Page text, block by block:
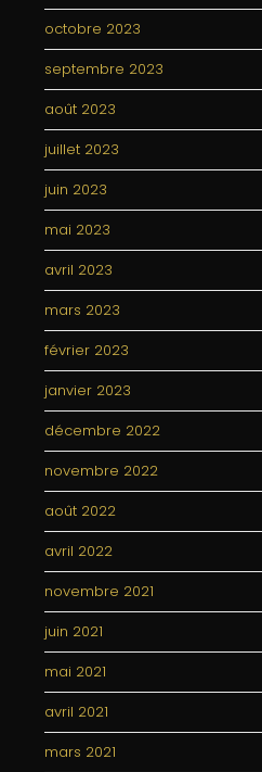
octobre 2023
septembre 2023
août 2023
juillet 2023
juin 2023
mai 2023
avril 2023
mars 2023
février 2023
janvier 2023
décembre 2022
novembre 2022
août 2022
avril 2022
novembre 2021
juin 2021
mai 2021
avril 2021
mars 2021